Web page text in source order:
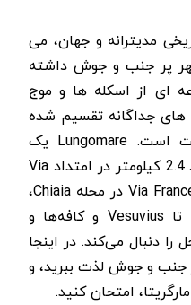
مدیترانه و جهان، می
پر جنب و جوش داشته
ای از اسکله ها و موج
جداگانه تقسیم شده
است. Lungomare یک
Via
Via در محله Chiaia،
Vesuvius و کافه‌ها و
دنبال می‌کند. در اینجا
جنب و جوش لذت ببرید، و
امتحان کنید.